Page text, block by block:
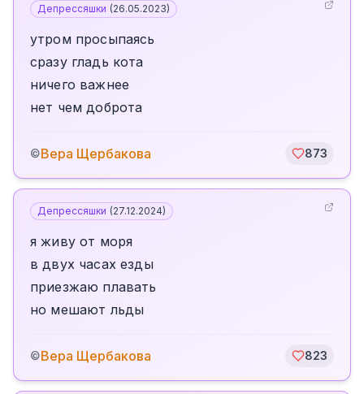
Депрессяшки (26.05.2023)
утром просыпаясь
сразу гладь кота
ничего важнее
нет чем доброта
©Вера Щербакова 873
Депрессяшки (27.12.2024)
я живу от моря
в двух часах езды
приезжаю плавать
но мешают льды
©Вера Щербакова 823